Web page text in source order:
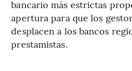
bancario más estrictas
apertura para que los
desplacen a los bancos
prestamistas.